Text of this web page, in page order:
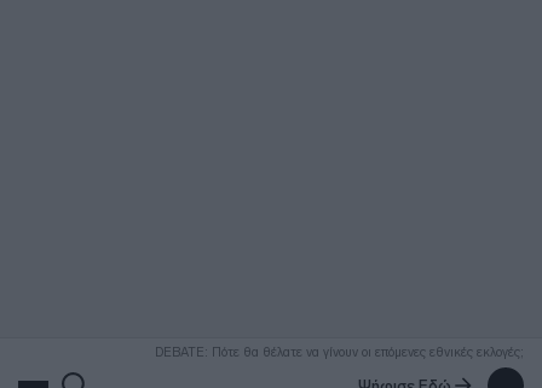
DEBATE: Πότε θα θέλατε να γίνουν οι επόμενες εθνικές εκλογές;